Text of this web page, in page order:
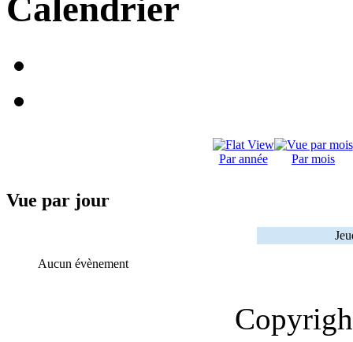
Calendrier
Par année Par mois
Vue par jour
Aucun évènement